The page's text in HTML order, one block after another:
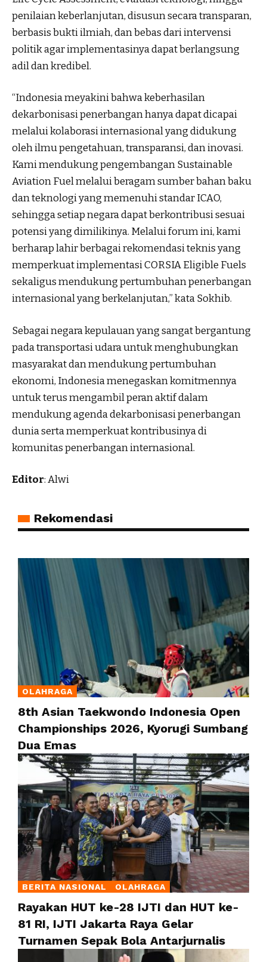
penilaian keberlanjutan, disusun secara transparan,
berbasis bukti ilmiah, dan bebas dari intervensi
politik agar implementasinya dapat berlangsung
adil dan kredibel.
“Indonesia meyakini bahwa keberhasilan
dekarbonisasi penerbangan hanya dapat dicapai
melalui kolaborasi internasional yang didukung
oleh ilmu pengetahuan, transparansi, dan inovasi.
Kami mendukung pengembangan Sustainable
Aviation Fuel melalui beragam sumber bahan baku
dan teknologi yang memenuhi standar ICAO,
sehingga setiap negara dapat berkontribusi sesuai
potensi yang dimilikinya. Melalui forum ini, kami
berharap lahir berbagai rekomendasi teknis yang
memperkuat implementasi CORSIA Eligible Fuels
sekaligus mendukung pertumbuhan penerbangan
internasional yang berkelanjutan,” kata Sokhib.
Sebagai negara kepulauan yang sangat bergantung
pada transportasi udara untuk menghubungkan
masyarakat dan mendukung pertumbuhan
ekonomi, Indonesia menegaskan komitmennya
untuk terus mengambil peran aktif dalam
mendukung agenda dekarbonisasi penerbangan
dunia serta memperkuat kontribusinya di
komunitas penerbangan internasional.
Editor: Alwi
Rekomendasi
OLAHRAGA
8th Asian Taekwondo Indonesia Open
Championships 2026, Kyorugi Sumbang
Dua Emas
BERITA NASIONAL OLAHRAGA
Rayakan HUT ke-28 IJTI dan HUT ke-
81 RI, IJTI Jakarta Raya Gelar
Turnamen Sepak Bola Antarjurnalis